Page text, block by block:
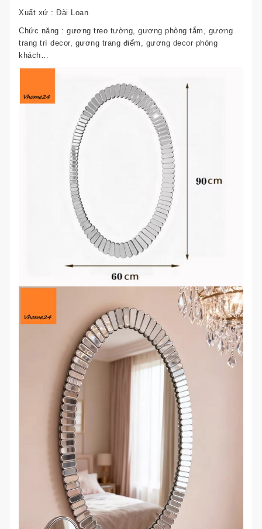
Xuất xứ : Đài Loan
Chức năng : gương treo tường, gương phòng tắm, gương
trang trí decor, gương trang điểm, gương decor phòng
khách…